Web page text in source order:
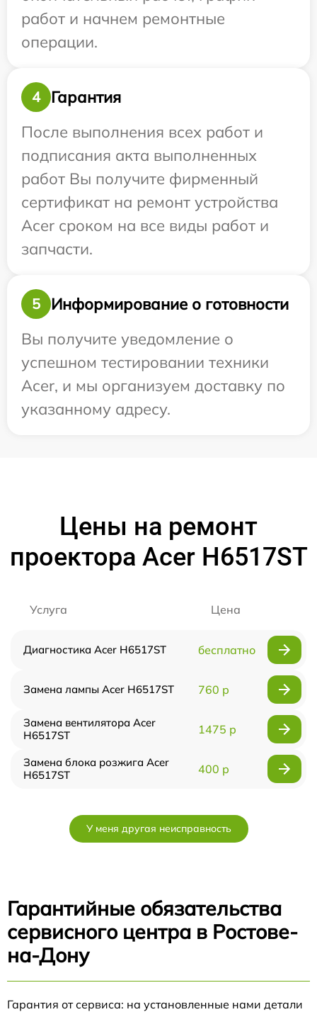
работ и начнем ремонтные
операции.
4
Гарантия
После выполнения всех работ и
подписания акта выполненных
работ Вы получите фирменный
сертификат на ремонт устройства
Acer сроком на все виды работ и
запчасти.
5
Информирование о готовности
Вы получите уведомление о
успешном тестировании техники
Acer, и мы организуем доставку по
указанному адресу.
Цены на ремонт
проектора Acer H6517ST
Услуга Цена
Диагностика Acer H6517ST бесплатно
Замена лампы Acer H6517ST 760 р
Замена вентилятора Acer
H6517ST
1475 р
Замена блока розжига Acer
H6517ST
400 р
У меня другая неисправность
Гарантийные обязательства
сервисного центра в Ростове-
на-Дону
Гарантия от сервиса: на установленные нами детали